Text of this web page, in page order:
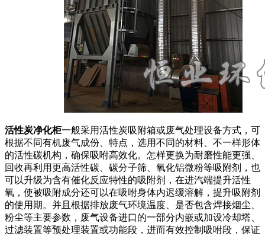
活性炭净化柜一般采用活性炭吸附箱或废气处理设备方式，可
根据不同有机废气成份、特点，选用不同的材料、不一样形体
的活性碳机构，确保吸咐高效化。怎样更换为耐磨性能更强、
回收再利用更高活性碳、碳分子筛、氧化铝微粉等吸附剂，也
可以升级为含有催化反应特性的吸附剂，在进汽端提升活性
氧，使被吸附成分还可以在吸咐身体内迟缓溶解，提升吸附剂
的使用期。并且根据排放废气环境温度、是否包含焊接烟尘、
粉尘等主要参数，废气设备进口的一部分内嵌或加设冷却塔、
过滤装置等预处理装置或功能段，进而有效控制吸咐段，保证